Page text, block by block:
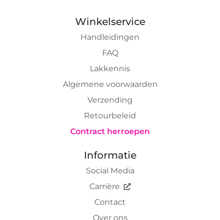
Winkelservice
Handleidingen
FAQ
Lakkennis
Algemene voorwaarden
Verzending
Retourbeleid
Contract herroepen
Informatie
Social Media
Carrière
Contact
Over ons